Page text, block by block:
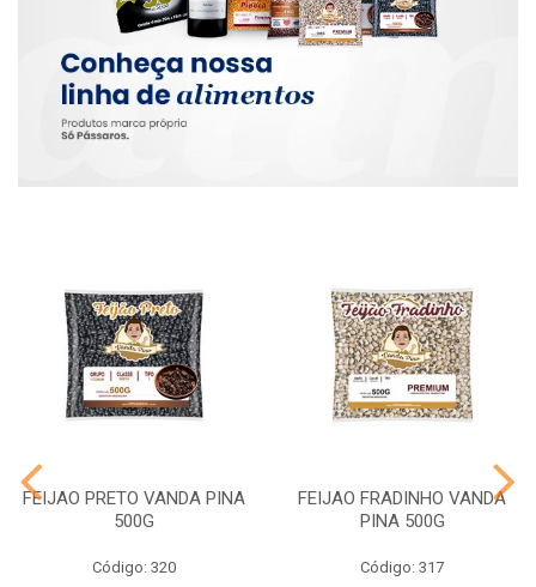
FEIJAO PRETO VANDA PINA
500G
Código: 320
FEIJAO FRADINHO VANDA
PINA 500G
Código: 317